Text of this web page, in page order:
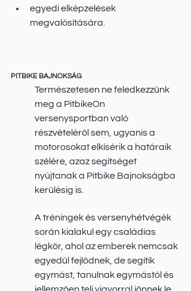
egyedi elképzelések
megvalósítására.
PITBIKE BAJNOKSÁG
Természetesen ne feledkezzünk
meg a PitbikeOn
versenysportban való
részvételéről sem, ugyanis a
motorosokat elkísérik a határaik
szélére, azaz segítséget
nyújtanak a Pitbike Bajnokságba
kerülésig is.
A tréningek és versenyhétvégék
során kialakul egy családias
légkör, ahol az emberek nemcsak
egyedül fejlődnek, de segítik
egymást, tanulnak egymástól és